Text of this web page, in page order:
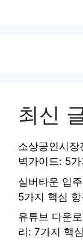
최신
소상공인시
벽가이드: 5
실버타운 입
5가지 핵심
유튜브 다운
리: 7가지 핵